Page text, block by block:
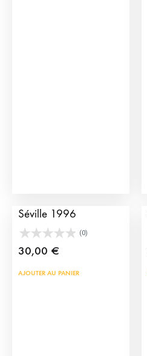
Séville 1996
(0)
30,00 €
AJOUTER AU PANIER